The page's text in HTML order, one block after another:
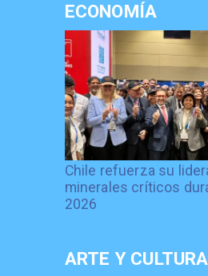
ECONOMÍA
Chile refuerza su
minerales críticos
2026
ARTE Y CULTURA